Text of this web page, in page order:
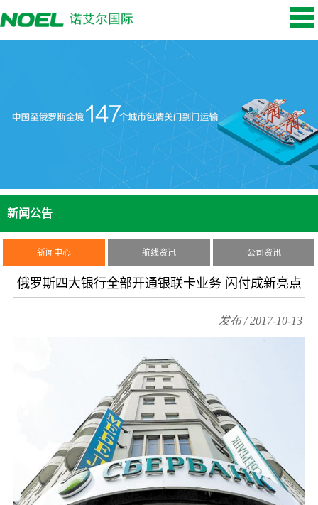
新闻公告
新闻中心 航线资讯 公司资讯
俄罗斯四大银行全部开通银联卡业务 闪付成新亮点
发布 / 2017-10-13